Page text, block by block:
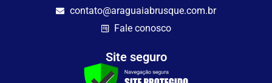
contato@araguaiabrusque.com.br
Fale conosco
Site seguro